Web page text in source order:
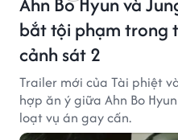
bắt tội phạm trong
cảnh sát 2
Trailer mới của Tài phiệt
hợp ăn ý giữa Ahn Bo
loạt vụ án gay cấn.